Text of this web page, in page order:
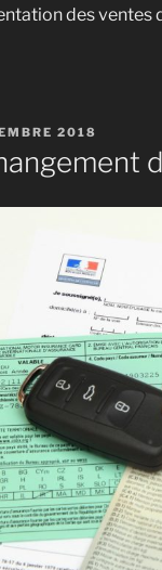
des ventes
2018